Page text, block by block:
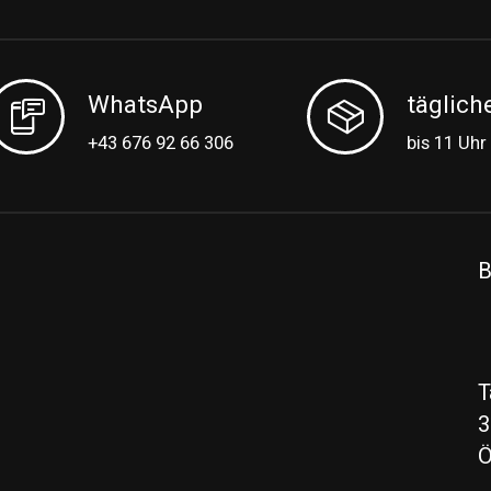
WhatsApp
+43 676 92 66 306 bis 11 Uhr